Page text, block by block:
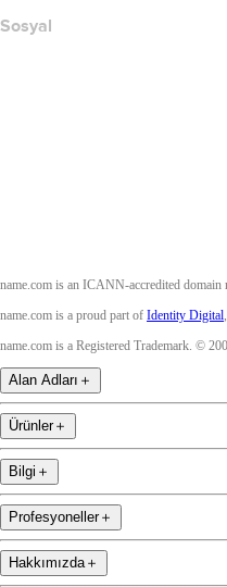
Sosyal
name.com is an ICANN-accredited domain
name.com is a proud part of Identity Digital
name.com is a Registered Trademark. ©
Alan Adları ＋
Ürünler＋
Bilgi ＋
Profesyoneller＋
Hakkımızda ＋